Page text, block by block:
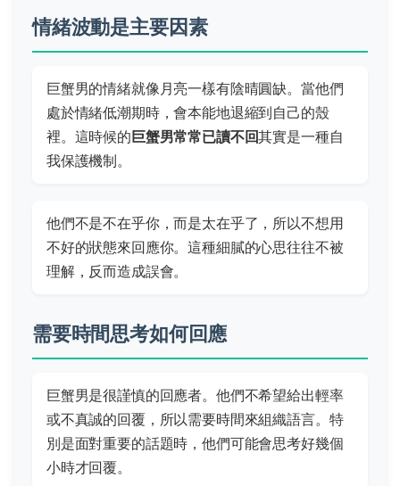
情緒波動是主要因素
巨蟹男的情緒就像月亮一樣有陰晴圓缺。當他們
處於情緒低潮期時，會本能地退縮到自己的殼
裡。這時候的 巨蟹男常常已讀不回其實是一種自
我保護機制。
他們不是不在乎你，而是太在乎了，所以不想用
不好的狀態來回應你。這種細膩的心思往往不被
理解，反而造成誤會。
需要時間思考如何回應
巨蟹男是很謹慎的回應者。他們不希望給出輕率
或不真誠的回覆，所以需要時間來組織語言。特
別是面對重要的話題時，他們可能會思考好幾個
小時才回覆。